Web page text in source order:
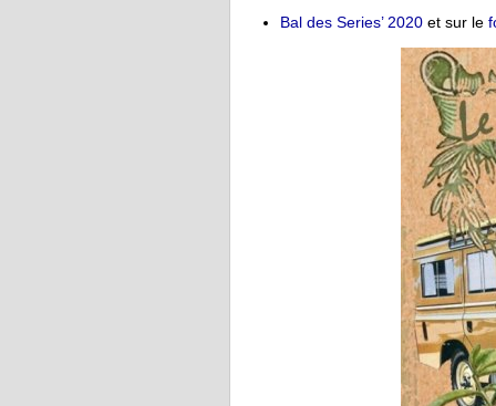
Bal des Series’ 2020 et sur le